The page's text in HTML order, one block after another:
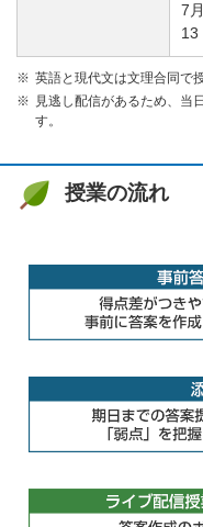
7
13
英語と現代文は文理合同で
見逃し配信があるため、当
す。
授業の流れ